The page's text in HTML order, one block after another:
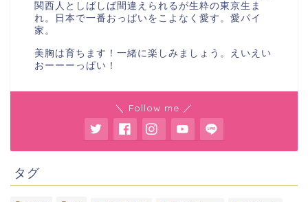
関西人としばしば間違えられるが生粋の東京生ま
れ。日本で一番おっぱいをこよなく愛す。愛パイ
家。
美胸は育ちます！一緒に楽しみましょう。えいえい
おーーーっぱい！
＼ Follow me ／
タグ